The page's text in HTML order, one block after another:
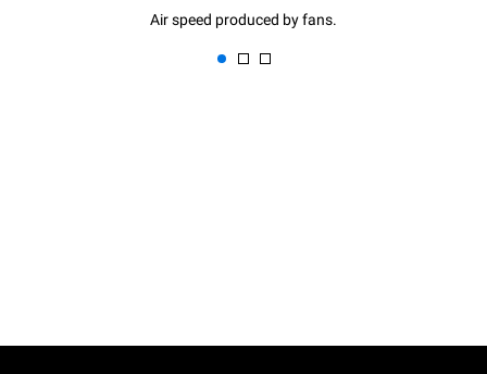
Air speed produced by fans.